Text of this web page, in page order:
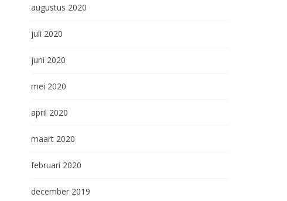
augustus 2020
juli 2020
juni 2020
mei 2020
april 2020
maart 2020
februari 2020
december 2019